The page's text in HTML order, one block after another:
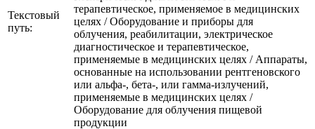
Текстовый
путь:
терапевтическое, применяемое в медицинских
целях / Оборудование и приборы для
облучения, реабилитации, электрическое
диагностическое и терапевтическое,
применяемые в медицинских целях / Аппараты,
основанные на использовании рентгеновского
или альфа-, бета-, или гамма-излучений,
применяемые в меди­цинских целях /
Оборудование для облучения пищевой
продукции